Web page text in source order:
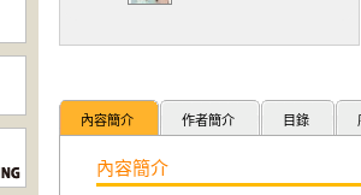
內容簡介 作者簡介 目錄
內容簡介